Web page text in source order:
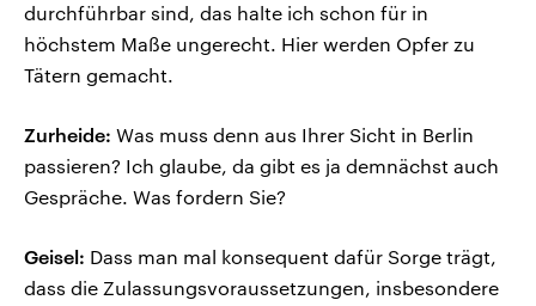
durchführbar sind, das halte ich schon für in
höchstem Maße ungerecht. Hier werden Opfer zu
Tätern gemacht.
Zurheide: Was muss denn aus Ihrer Sicht in Berlin
passieren? Ich glaube, da gibt es ja demnächst auch
Gespräche. Was fordern Sie?
Geisel: Dass man mal konsequent dafür Sorge trägt,
dass die Zulassungsvoraussetzungen, insbesondere